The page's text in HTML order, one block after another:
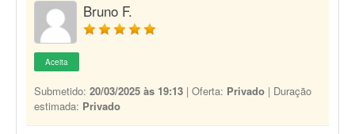
Bruno F.
Aceita
Submetido: 20/03/2025 às 19:13 | Oferta: Privado | Duração
estimada: Privado